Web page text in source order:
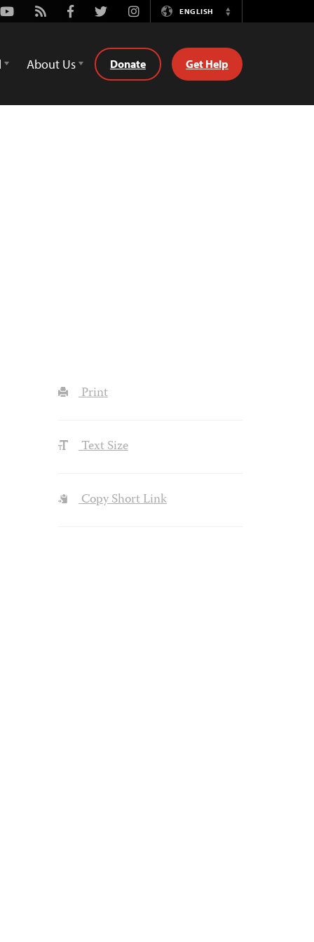
Youtube
Rss FacebookTwitterInstagramENGLISH
Switch
About Us Donate Get Help
Print
Text Size
Copy Short Link